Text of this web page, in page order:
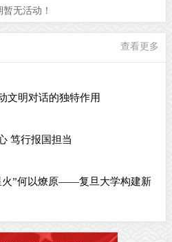
暂无活动！
查看更多
文明对话的独特作用
笃行报国担当
火”何以燎原——复旦大学构建新